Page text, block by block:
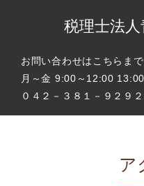
税理士法
お問い合わせはこちらまで
月～金 9:00～12:00
０４２－３８１－９２９２
ア